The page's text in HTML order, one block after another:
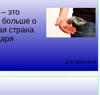
это
больше о
страна
26 07 2026 6:50:59